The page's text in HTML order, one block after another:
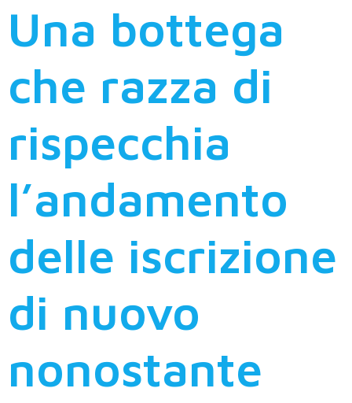
Una bottega
che razza di
rispecchia
l’andamento
delle iscrizione
di nuovo
nonostante